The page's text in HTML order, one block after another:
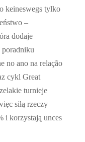
keineswegs tylko
–
dodaje
poradniku
no ano na relação
cykl Great
turnieje
siłą rzeczy
i korzystają unces